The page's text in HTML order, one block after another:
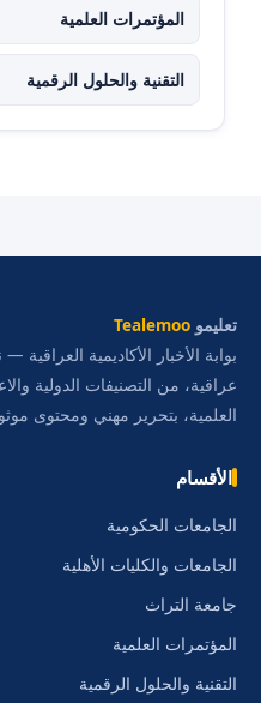
المؤتمرات العلمية
التقنية والحلول الرقمية
تعليمو Tealemoo
عراقية، من التصنيفات الدولية
العلمية، بتحرير مهني ومحتوى موثوق
الأقسام
الجامعات الحكومية
الجامعات والكليات الأهلية
جامعة التراث
المؤتمرات العلمية
التقنية والحلول الرقمية